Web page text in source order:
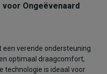
Ongeëvenaard
een verende ondersteuning
optimaal draagcomfort,
technologie is ideaal voor